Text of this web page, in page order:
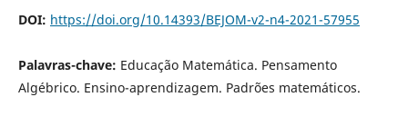
DOI: https://doi.org/10.14393/BEJOM-v2-n4-2021-57955
Palavras-chave: Educação Matemática. Pensamento
Algébrico. Ensino-aprendizagem. Padrões matemáticos.